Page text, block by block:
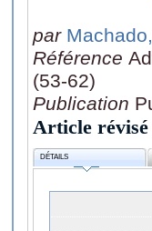
par
Référence
(53-62)
Publication
Article
DÉTAILS